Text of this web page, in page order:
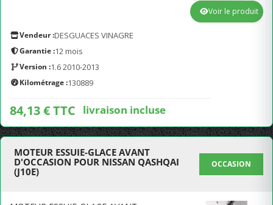
Vendeur :DESGUACES VINAGRE
Garantie :12 mois
Version :1.6 2010-2013
Kilométrage :130889
84,13 € TTC livraison incluse
Voir le produit
MOTEUR ESSUIE-GLACE AVANT
D'OCCASION POUR NISSAN QASHQAI
(J10E)
OCCASION